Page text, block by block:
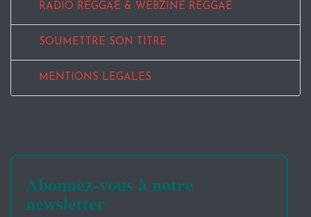
RADIO REGGAE & WEBZINE REGGAE
SOUMETTRE SON TITRE
MENTIONS LEGALES
Abonnez-vous à notre
newsletter